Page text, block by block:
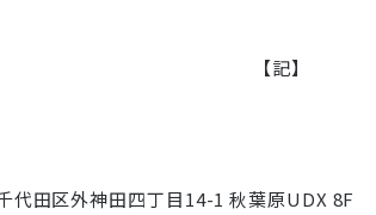
【記】
代田区外神田四丁目14-1 秋葉原UDX 8F